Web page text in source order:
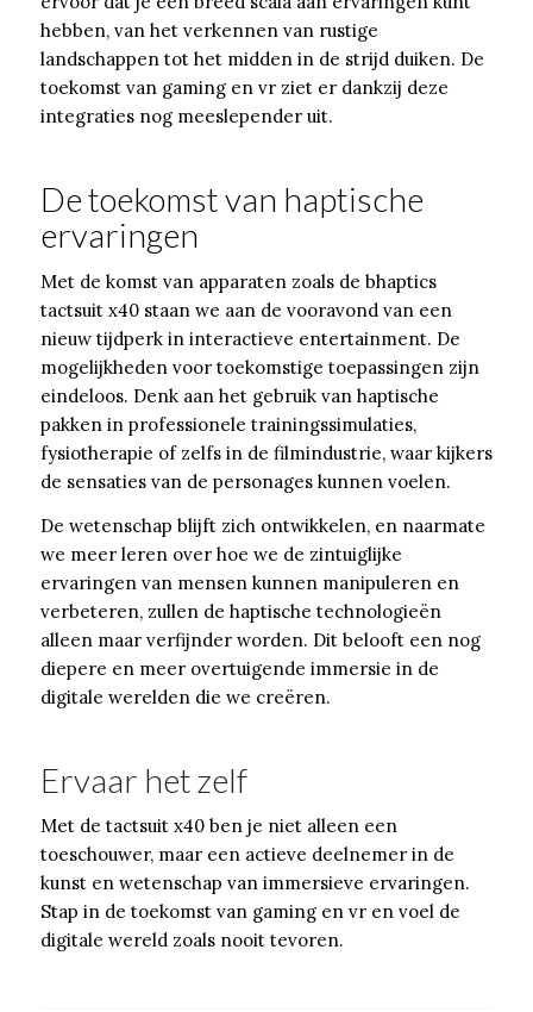
hebben, van het verkennen van rustige
landschappen tot het midden in de strijd duiken. De
toekomst van gaming en vr ziet er dankzij deze
integraties nog meeslepender uit.
De toekomst van haptische
ervaringen
Met de komst van apparaten zoals de bhaptics
tactsuit x40 staan we aan de vooravond van een
nieuw tijdperk in interactieve entertainment. De
mogelijkheden voor toekomstige toepassingen zijn
eindeloos. Denk aan het gebruik van haptische
pakken in professionele trainingssimulaties,
fysiotherapie of zelfs in de filmindustrie, waar kijkers
de sensaties van de personages kunnen voelen.
De wetenschap blijft zich ontwikkelen, en naarmate
we meer leren over hoe we de zintuiglijke
ervaringen van mensen kunnen manipuleren en
verbeteren, zullen de haptische technologieën
alleen maar verfijnder worden. Dit belooft een nog
diepere en meer overtuigende immersie in de
digitale werelden die we creëren.
Ervaar het zelf
Met de tactsuit x40 ben je niet alleen een
toeschouwer, maar een actieve deelnemer in de
kunst en wetenschap van immersieve ervaringen.
Stap in de toekomst van gaming en vr en voel de
digitale wereld zoals nooit tevoren.